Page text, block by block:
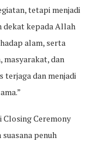
tetapi menjadi
dekat kepada Allah
alam, serta
masyarakat, dan
terjaga dan menjadi
Ceremony
penuh